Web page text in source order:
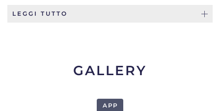
LEGGI TUTTO
GALLERY
APP